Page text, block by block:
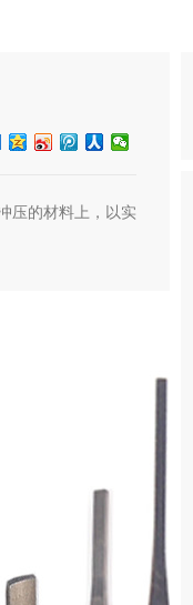
压的材料上，以实